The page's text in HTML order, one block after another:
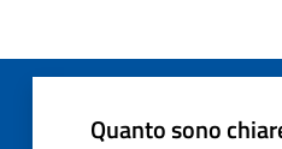
Quanto sono